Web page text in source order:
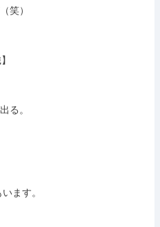
笑）
る。
ます。